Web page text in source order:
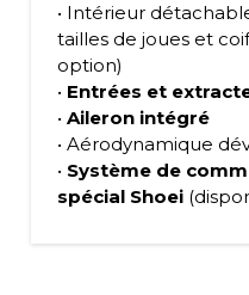
• Intérieur
tailles de joues et
option)
• Entrées et
• Aileron intégré
• Aérodynamique
• Système de
spécial Shoei